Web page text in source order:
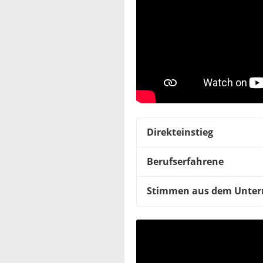
Direkteinstieg
Berufserfahrene
Stimmen aus dem